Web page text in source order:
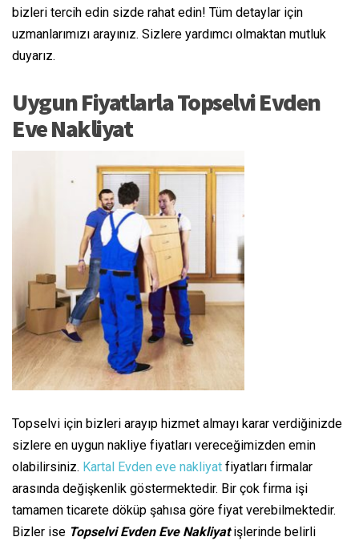
bizleri tercih edin sizde rahat edin! Tüm detaylar için
uzmanlarımızı arayınız. Sizlere yardımcı olmaktan mutluk
duyarız.
Uygun Fiyatlarla Topselvi Evden
Eve Nakliyat
Topselvi için bizleri arayıp hizmet almayı karar verdiğinizde
sizlere en uygun nakliye fiyatları vereceğimizden emin
olabilirsiniz. Kartal Evden eve nakliyat fiyatları firmalar
arasında değişkenlik göstermektedir. Bir çok firma işi
tamamen ticarete döküp şahısa göre fiyat verebilmektedir.
Bizler ise Topselvi Evden Eve Nakliyatişlerinde belirli